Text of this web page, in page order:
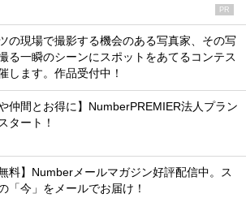
PR
の現場で撮影する機会のある写真家、その写
る一瞬のシーンにスポットをあてるコンテス
します。作品受付中！
や仲間とお得に】NumberPREMIER法人プラン
タート！
無料】Numberメールマガジン好評配信中。ス
「今」をメールでお届け！